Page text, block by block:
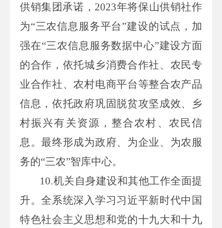
供销集团承诺， 2023年将保山供销社作
为“三农信息服务平台”建设的试点，加
强在“三农信息服务数据中心”建设方面
的合作，依托城乡消费合作社、农民专
业合作社、农村电商平台等整合农产品
信息，依托政府巩固脱贫攻坚成效、乡
村振兴有关资源，整合农村、农民信
息。最终形成为政府、为企业、为农服
务的“三农”智库中心。
10.机关自身建设和其他工作全面提
升。全系统深入学习习近平新时代中国
特色社会主义思想和党的十九大和十九